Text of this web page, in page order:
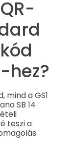
hez?
mind a GS1
SB 14
teszi a